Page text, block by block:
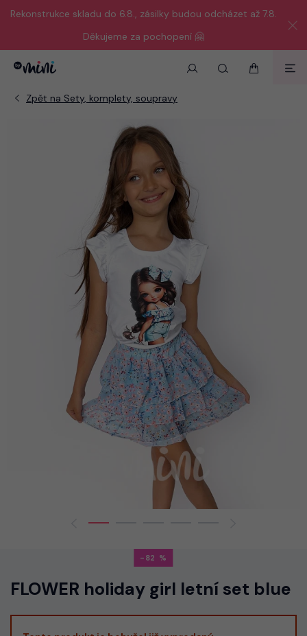
Rekonstrukce skladu do 6.8., zásilky budou odcházet až 7.8.
Děkujeme za pochopení 🤗
-82
FLOWER holiday girl letní set blue